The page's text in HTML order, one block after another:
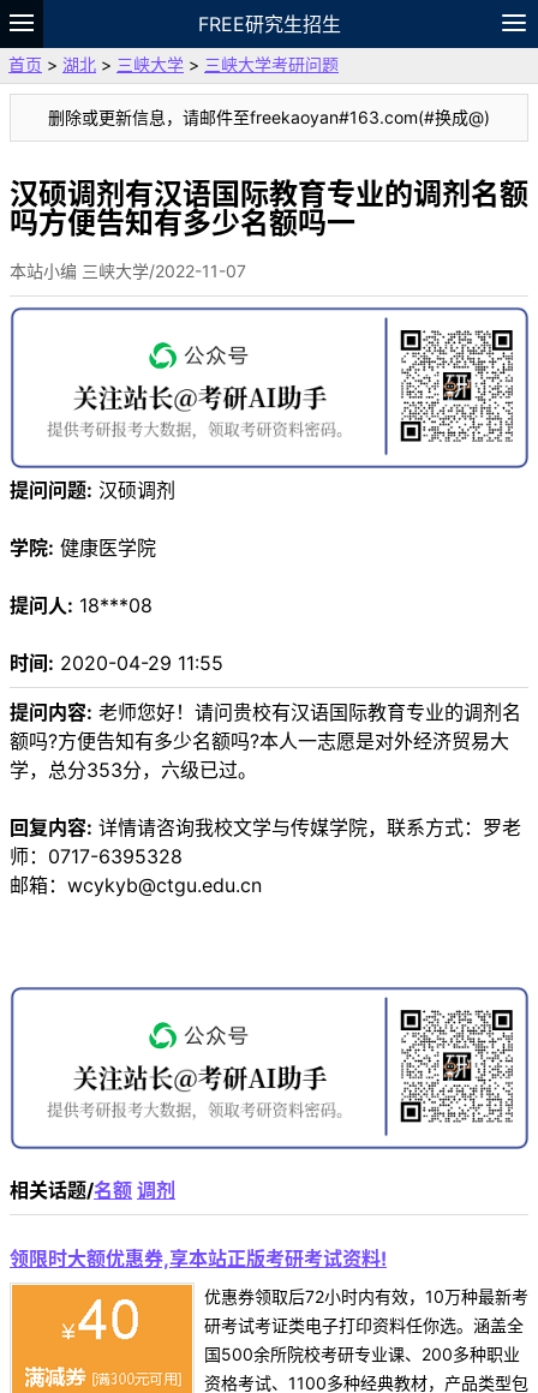
FREE研究生招生
题库
故事 专题 APP 笔记
VIP
资料
首页 > 湖北 > 三峡大学 > 三峡大学考研问题
删除或更新信息，请邮件至freekaoyan#163.com(#换成@)
汉硕调剂有汉语国际教育专业的调剂名额
吗方便告知有多少名额吗一
本站小编 三峡大学/2022-11-07
提问问题: 汉硕调剂
学院: 健康医学院
提问人: 18***08
时间: 2020-04-29 11:55
提问内容: 老师您好！请问贵校有汉语国际教育专业的调剂名
额吗?方便告知有多少名额吗?本人一志愿是对外经济贸易大
学，总分353分，六级已过。
回复内容: 详情请咨询我校文学与传媒学院，联系方式：罗老
师：0717-6395328
邮箱：wcykyb@ctgu.edu.cn
相关话题/名额 调剂
领限时大额优惠券,享本站正版考研考试资料!
优惠券领取后72小时内有效，10万种最新考
研考试考证类电子打印资料任你选。涵盖全
国500余所院校考研专业课、200多种职业
资格考试、1100多种经典教材，产品类型包